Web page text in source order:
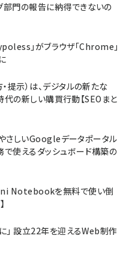
部門の報告に納得できないの
」がブラウザ「Chrome」
提示）は、デジタルの新たな
代の新しい購買行動【SEOまと
さしいGoogleデータポータル
使えるダッシュボード構築の
Notebookを無料で使い倒
」 設立22年を迎えるWeb制作